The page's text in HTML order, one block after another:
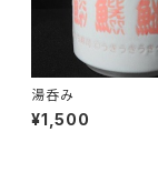
湯呑み
¥1,500